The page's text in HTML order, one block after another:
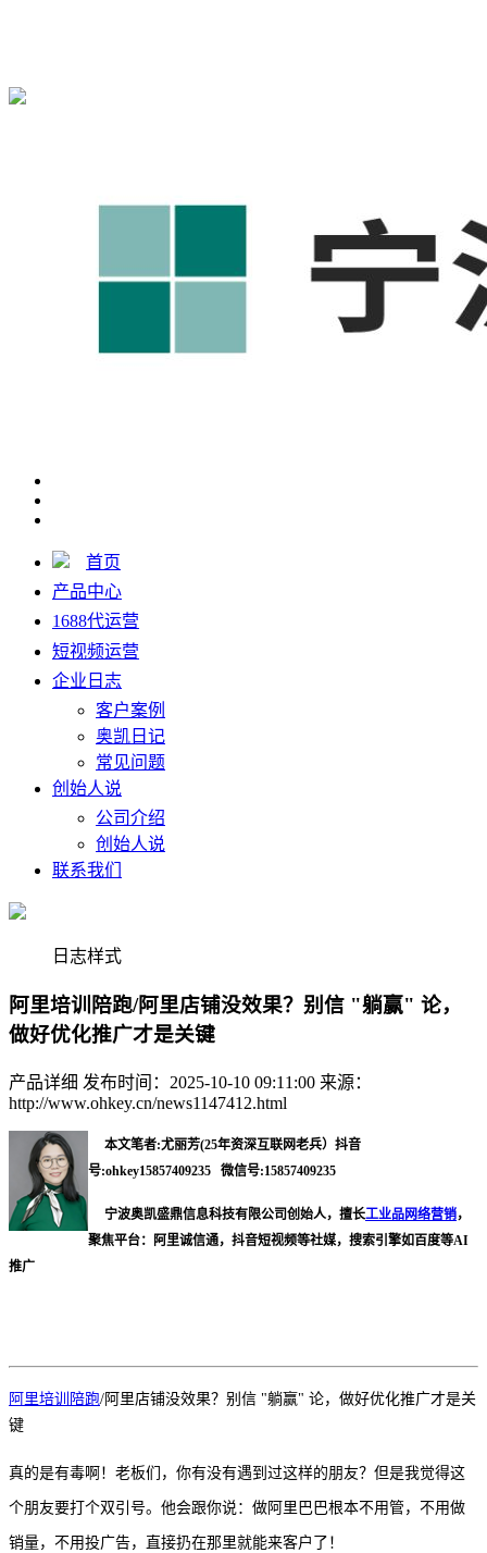
首页
产品中心
1688代运营
短视频运营
企业日志
客户案例
奥凯日记
常见问题
创始人说
公司介绍
创始人说
联系我们
日志样式
阿里培训陪跑/阿里店铺没效果？别信 "躺赢" 论，
做好优化推广才是关键
产品详细 发布时间：2025-10-10 09:11:00 来源：
http://www.ohkey.cn/news1147412.html
本文笔者:尤丽芳(25年资深互联网老兵）抖音
号:ohkey15857409235 微信号:15857409235
宁波奥凯盛鼎信息科技有限公司创始人，擅长工业品网络营销，
聚焦平台：阿里诚信通，抖音短视频等社媒，搜索引擎如百度等AI
推广
阿里培训陪跑/阿里店铺没效果？别信 "躺赢" 论，做好优化推广才是关
键
真的是有毒啊！老板们，你有没有遇到过这样的朋友？但是我觉得这
个朋友要打个双引号。他会跟你说：做阿里巴巴根本不用管，不用做
销量，不用投广告，直接扔在那里就能来客户了！